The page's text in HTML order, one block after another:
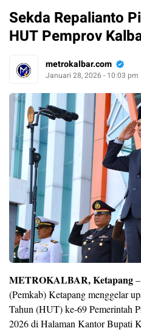
Sekda Repalianto
HUT Pemprov
metrokalbar.com
Januari 28, 2026 - 10:03 pm
METROKALBAR, Ketapang
(Pemkab) Ketapang menggelar
Tahun (HUT) ke-69 Pemerintah
2026 di Halaman Kantor Bupati